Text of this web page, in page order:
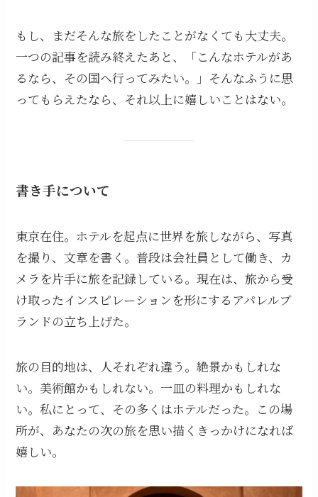
もし、まだそんな旅をしたことがなくても大丈夫。
一つの記事を読み終えたあと、「こんなホテルがあ
るなら、その国へ行ってみたい。」そんなふうに思
ってもらえたなら、それ以上に嬉しいことはない。
書き手について
東京在住。ホテルを起点に世界を旅しながら、写真
を撮り、文章を書く。普段は会社員として働き、カ
メラを片手に旅を記録している。現在は、旅から受
け取ったインスピレーションを形にするアパレルブ
ランドの立ち上げた。
旅の目的地は、人それぞれ違う。絶景かもしれな
い。美術館かもしれない。一皿の料理かもしれな
い。私にとって、その多くはホテルだった。この場
所が、あなたの次の旅を思い描くきっかけになれば
嬉しい。